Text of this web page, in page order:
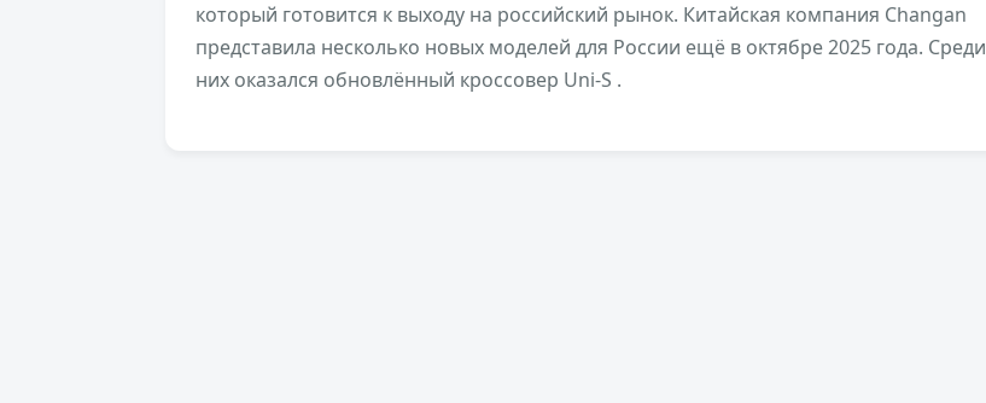
который готовится к выходу на российский рынок. Китайская компания Changan
представила несколько новых моделей для России ещё в октябре 2025 года. Среди
них оказался обновлённый кроссовер Uni-S .